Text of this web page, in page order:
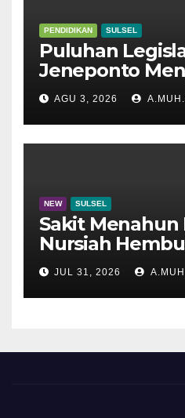
PENDIDIKAN SULSEL
Puluhan
Jeneponto
Disdik Sulsel
AGU 3, 2026
NEW SULSEL
Sakit Menahun
Nursiah
Terakhir
JUL 31, 2026